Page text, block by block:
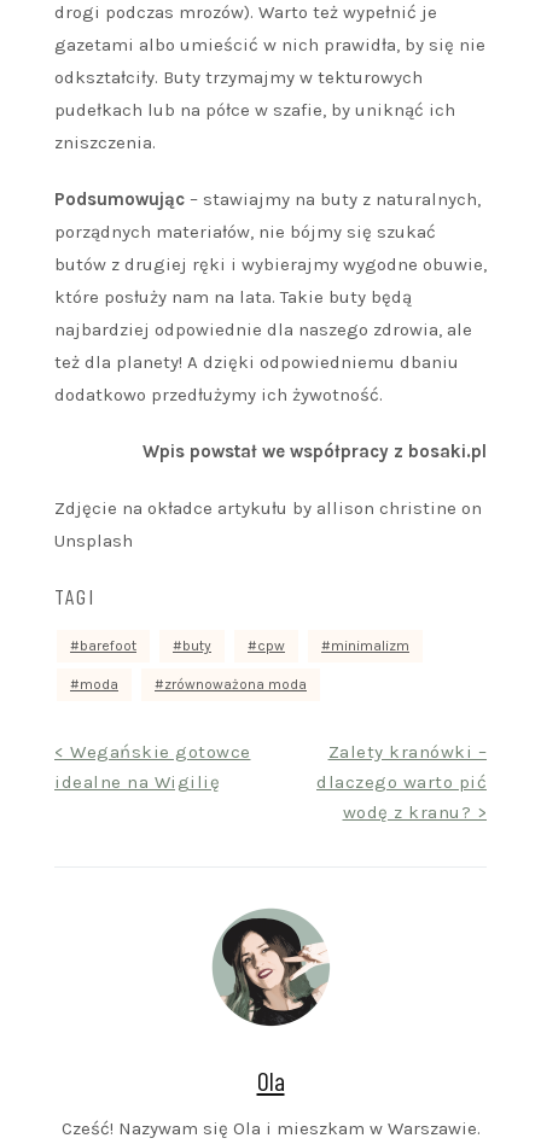
drogi podczas mrozów). Warto też wypełnić je
gazetami albo umieścić w nich prawidła, by się nie
odkształciły. Buty trzymajmy w tekturowych
pudełkach lub na półce w szafie, by uniknąć ich
zniszczenia.
Podsumowując – stawiajmy na buty z naturalnych,
porządnych materiałów, nie bójmy się szukać
butów z drugiej ręki i wybierajmy wygodne obuwie,
które posłuży nam na lata. Takie buty będą
najbardziej odpowiednie dla naszego zdrowia, ale
też dla planety! A dzięki odpowiedniemu dbaniu
dodatkowo przedłużymy ich żywotność.
Wpis powstał we współpracy z bosaki.pl
Zdjęcie na okładce artykułu by allison christine on
Unsplash
TAGI
barefoot buty cpw minimalizm
moda zrównoważona moda
Nawigacja
wpisu
< Wegańskie gotowce
idealne na Wigilię
Zalety kranówki –
dlaczego warto pić
wodę z kranu? >
Ola
Cześć! Nazywam się Ola i mieszkam w Warszawie.